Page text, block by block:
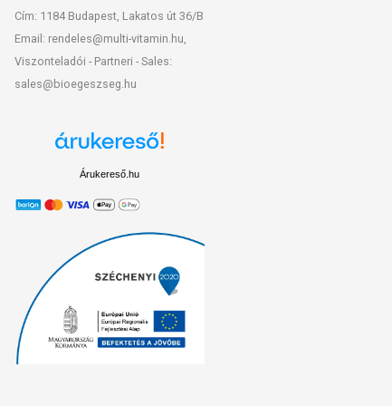
Cím: 1184 Budapest, Lakatos út 36/B
Email: rendeles@multi-vitamin.hu,
Viszonteladói - Partneri - Sales:
sales@bioegeszseg.hu
Árukereső.hu